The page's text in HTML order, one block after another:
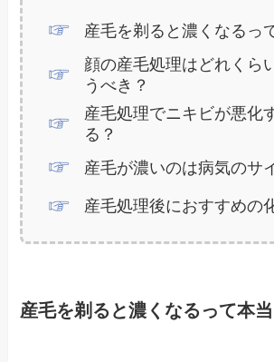
産毛を剃ると濃くなるっ
顔の産毛処理はどれくら
うべき？
産毛処理でニキビが悪化
る？
産毛が濃いのは病気のサ
産毛処理後におすすめの
産毛を剃ると濃くなるって本当